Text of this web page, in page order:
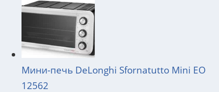
Мини-печь DeLonghi Sfornatutto Mini EO
12562